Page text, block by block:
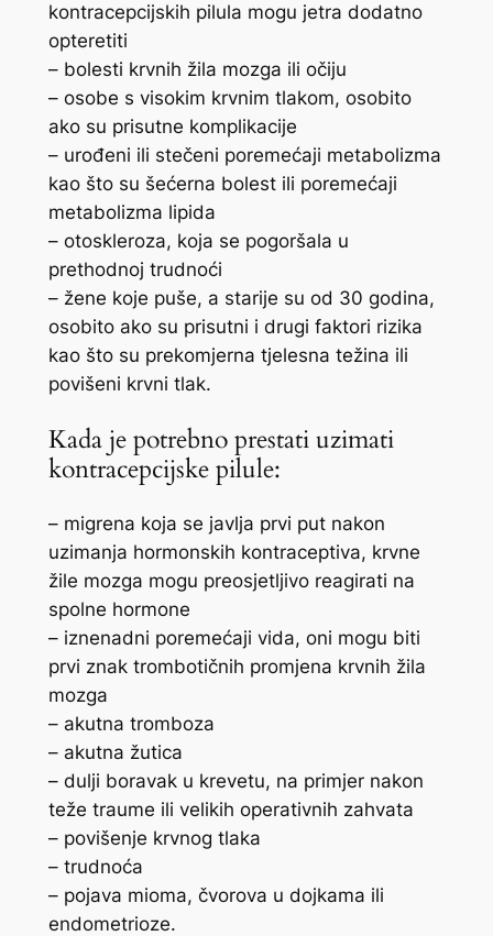
kontracepcijskih pilula mogu jetra dodatno
opteretiti
– bolesti krvnih žila mozga ili očiju
– osobe s visokim krvnim tlakom, osobito
ako su prisutne komplikacije
– urođeni ili stečeni poremećaji metabolizma
kao što su šećerna bolest ili poremećaji
metabolizma lipida
– otoskleroza, koja se pogoršala u
prethodnoj trudnoći
– žene koje puše, a starije su od 30 godina,
osobito ako su prisutni i drugi faktori rizika
kao što su prekomjerna tjelesna težina ili
povišeni krvni tlak.
Kada je potrebno prestati uzimati
kontracepcijske pilule:
– migrena koja se javlja prvi put nakon
uzimanja hormonskih kontraceptiva, krvne
žile mozga mogu preosjetljivo reagirati na
spolne hormone
– iznenadni poremećaji vida, oni mogu biti
prvi znak trombotičnih promjena krvnih žila
mozga
– akutna tromboza
– akutna žutica
– dulji boravak u krevetu, na primjer nakon
teže traume ili velikih operativnih zahvata
– povišenje krvnog tlaka
– trudnoća
– pojava mioma, čvorova u dojkama ili
endometrioze.